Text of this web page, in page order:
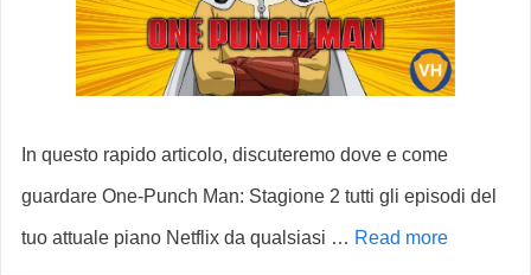
In questo rapido articolo, discuteremo dove e come
guardare One-Punch Man: Stagione 2 tutti gli episodi del
tuo attuale piano Netflix da qualsiasi … Read more